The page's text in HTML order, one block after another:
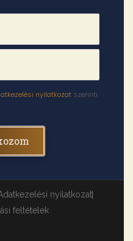
nyilatkozat szerinti
nyilatkozat
feltételek